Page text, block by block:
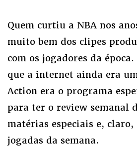
Quem curtiu a NBA nos
muito bem dos clipes
com os jogadores da
que a internet ainda era
Action era o programa
para ter o review semanal
matérias especiais e, claro,
jogadas da semana.